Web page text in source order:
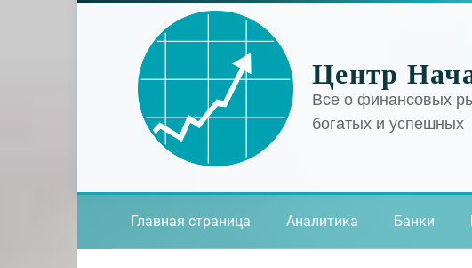
Центр
Все о финансовых
богатых и успешных
Главная страница Аналитика Банки